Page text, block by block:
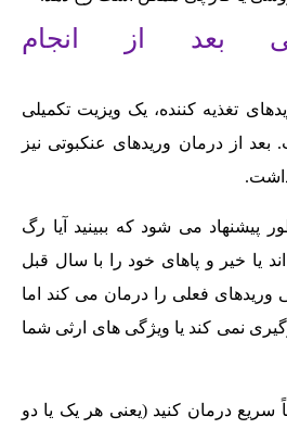
بعد از انجام
تغذیه کننده، یک ویزیت تکمیلی
بعد از درمان وریدهای عنکبوتی نیز
پیشنهاد می شود که ببینید آیا رگ
یا خیر و پاهای خود را با سال قبل
وریدهای فعلی را درمان می کند اما
نمی کند یا ویژگی های ارثی شما
سریع درمان کنید (یعنی هر یک یا دو